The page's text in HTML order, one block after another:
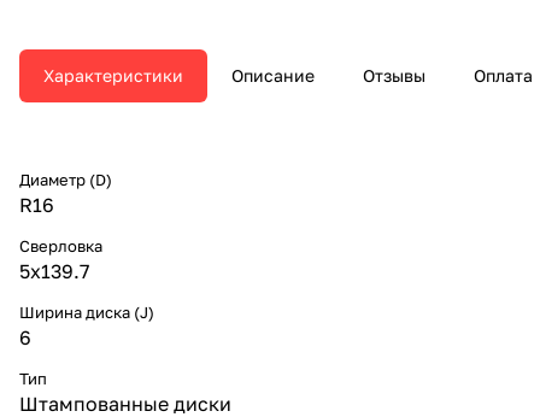
Характеристики Описание Отзывы Оплата
Диаметр (D)
R16
Сверловка
5х139.7
Ширина диска (J)
6
Тип
Штампованные диски